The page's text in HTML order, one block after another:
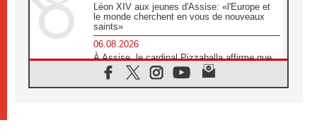
Léon XIV aux jeunes d'Assise: «l'Europe et
le monde cherchent en vous de nouveaux
saints»
06.08.2026
À Assise, le cardinal Pizzaballa affirme que
«les chrétiens veulent la paix»
06.08.2026